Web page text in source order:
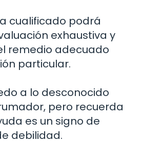
cualificado podrá
exhaustiva y
remedio adecuado
particular.
a lo desconocido
pero recuerda
es un signo de
debilidad.